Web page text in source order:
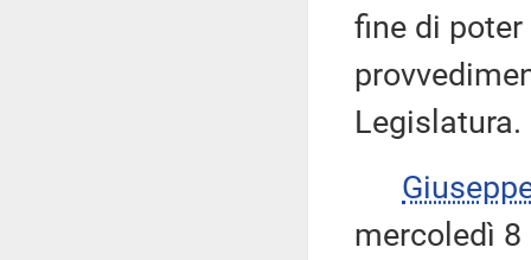
fine di
Legislatura.
mercoledì